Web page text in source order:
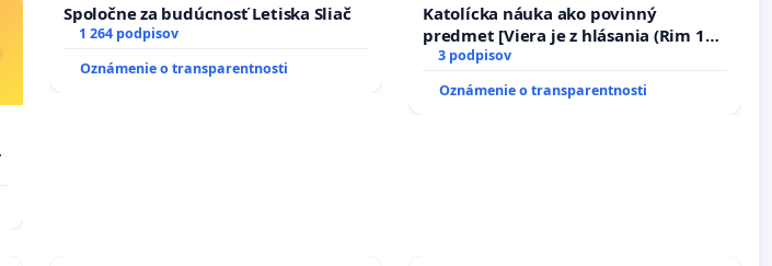
Spoločne za budúcnosť Letiska Sliač
1 264 podpisov
Oznámenie o transparentnosti
Katolícka náuka ako povinný
predmet [Viera je z hlásania (Rim 10,
17)]
3 podpisov
Oznámenie o transparentnosti